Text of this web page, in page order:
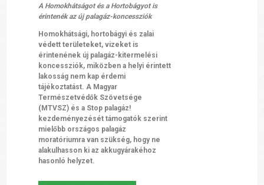
A Homokhátságot és a Hortobágyot is
érintenék az új palagáz-koncessziók
Homokhátsági, hortobágyi és zalai
védett területeket, vizeket is
érintenének új palagáz-kitermelési
koncessziók, miközben a helyi érintett
lakosság nem kap érdemi
tájékoztatást. A Magyar
Természetvédők Szövetsége
(MTVSZ) és a Stop palagáz!
kezdeményezését támogatók szerint
mielőbb országos palagáz
moratóriumra van szükség, hogy ne
alakulhasson ki az akkugyárakéhoz
hasonló helyzet.